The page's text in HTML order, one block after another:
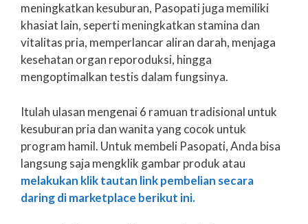
meningkatkan kesuburan, Pasopati juga memiliki
khasiat lain, seperti meningkatkan stamina dan
vitalitas pria, memperlancar aliran darah, menjaga
kesehatan organ reporoduksi, hingga
mengoptimalkan testis dalam fungsinya.
Itulah ulasan mengenai 6 ramuan tradisional untuk
kesuburan pria dan wanita yang cocok untuk
program hamil. Untuk membeli Pasopati, Anda bisa
langsung saja mengklik gambar produk atau
melakukan klik tautan link pembelian secara
daring di marketplace berikut ini.